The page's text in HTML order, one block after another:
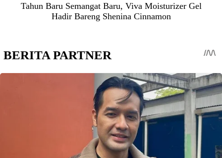
Tahun Baru Semangat Baru, Viva Moisturizer Gel
Hadir Bareng Shenina Cinnamon